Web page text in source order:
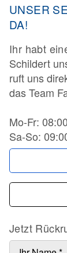
UNSER
DA!
Ihr habt
Schildert
ruft uns
das Team
Mo-Fr:
Sa-So:
Jetzt